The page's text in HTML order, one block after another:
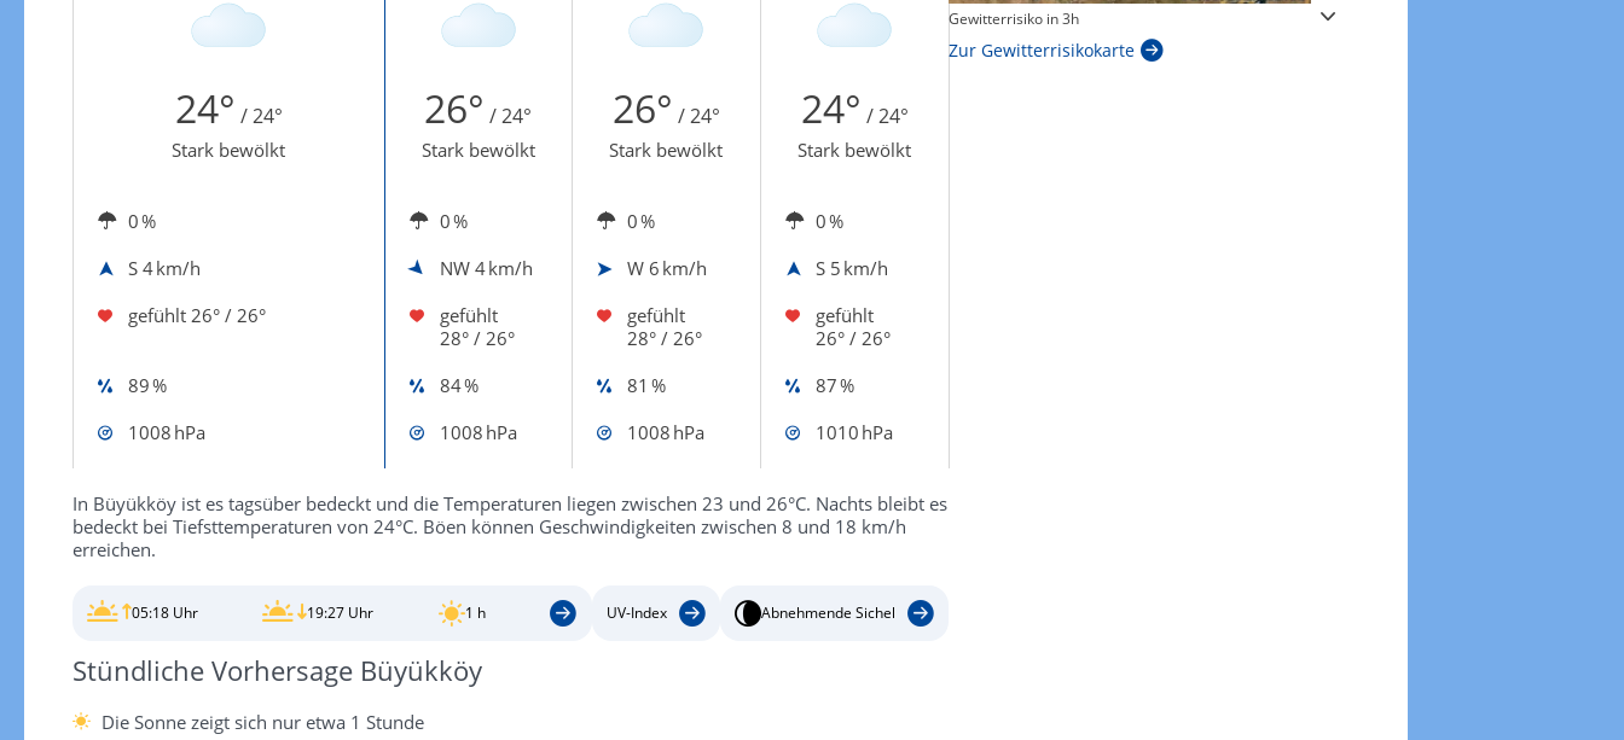
24° / 24° 26° / 24° 26° / 24° 24° / 24°
Stark bewölkt Stark bewölkt Stark bewölkt Stark bewölkt
0 % 0 % 0 %
0 %
S 4 km/h NW 4 km/h W 6 km/h S 5 km/h
gefühlt 26° / 26°
gefühlt
28° / 26°
gefühlt
28° / 26°
gefühlt
26° / 26°
89 %
84 % 81 %
87 %
1008 hPa
1008 hPa 1008 hPa 1010 hPa
In Büyükköy ist es tagsüber bedeckt und die Temperaturen liegen zwischen 23 und 26°C. Nachts bleibt es
bedeckt bei Tiefsttemperaturen von 24°C. Böen können Geschwindigkeiten zwischen 8 und 18 km/h
erreichen.
05:18 Uhr 19:27 Uhr 1 h UV-Index Abnehmende Sichel
Stündliche Vorhersage Büyükköy
Die Sonne zeigt sich nur etwa 1 Stunde
Windgeschwindigkeiten in 3h
Zur Windgeschwindigkeitenkarte
Sonnenschein heute
Zur Sonnenscheindauerkarte
Gewitterrisiko in 3h
Zur Gewitterrisikokarte
Windböen heute